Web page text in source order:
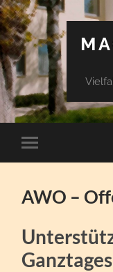
Mobile-
Menü
AWO –